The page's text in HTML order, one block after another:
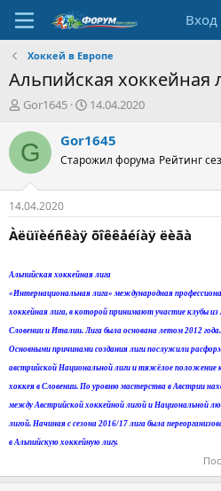
Вход
Хоккей в Европе
Альпийская хоккейная
А
т
о
т
е
м
ы
Gor1645
Д
т
н
а
л
14.04.2020
G Gor1645
Старожил форума Рейтинг
14.04.2020
Àëüïèéñêàÿ õîêêåéíàÿ ëèãà
Альпийская хоккейная лига
«Интернациональная лига» международная
хоккейная лига, в которой принимают участие клубы из
Словении и Италии. Лига была основана летом 2012 года.
Основными причинами создания лиги послужили
австрийской Национальной лиги и тяжёлое положение
хоккея в Словении. По уровню мастерства в Австрии
между Австрийской хоккейной лигой и Национальной
лигой. Начиная с сезона 2016/17 лига была
в Альпийскую хоккейную лигу.